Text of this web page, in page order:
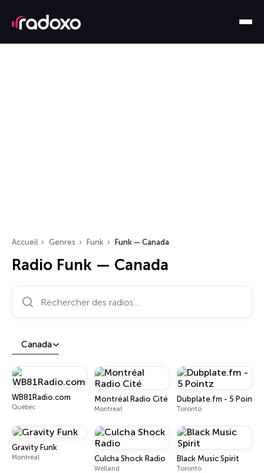
Accueil Genres Funk Funk — Canada
Radio Funk — Canada
Rechercher des radios…
Canada
WB81Radio.com
Québec
Montréal Radio Cité
Montréal
Dubplate.fm - 5 Pointz
Toronto
Gravity Funk
Montréal Culcha Shock Radio
Welland
Black Music Spirit
Toronto